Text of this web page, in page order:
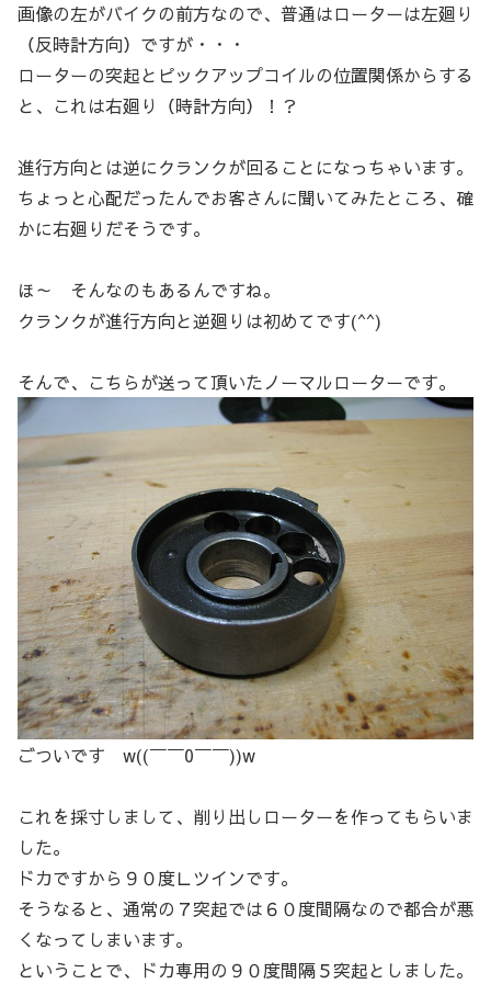
画像の左がバイクの前方なので、普通はローターは左廻り
（反時計方向）ですが・・・
ローターの突起とピックアップコイルの位置関係からする
と、これは右廻り（時計方向）！？
進行方向とは逆にクランクが回ることになっちゃいます。
ちょっと心配だったんでお客さんに聞いてみたところ、確
かに右廻りだそうです。
ほ～ そんなのもあるんですね。
クランクが進行方向と逆廻りは初めてです(^^)
そんで、こちらが送って頂いたノーマルローターです。
ごついです w((￣￣0￣￣))w
これを採寸しまして、削り出しローターを作ってもらいま
した。
ドカですから９０度Ｌツインです。
そうなると、通常の７突起では６０度間隔なので都合が悪
くなってしまいます。
ということで、ドカ専用の９０度間隔５突起としました。